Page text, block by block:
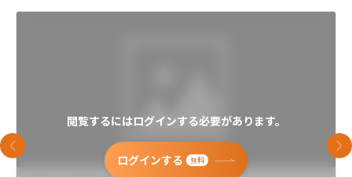
閲覧するにはログインする必要があります。
ログインする 無料
前のスライド 次